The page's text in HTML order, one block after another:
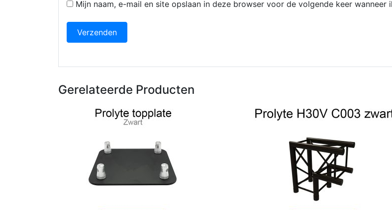
Mijn naam, e-mail en site opslaan in deze browser voor de volgende keer wanneer
Gerelateerde Producten